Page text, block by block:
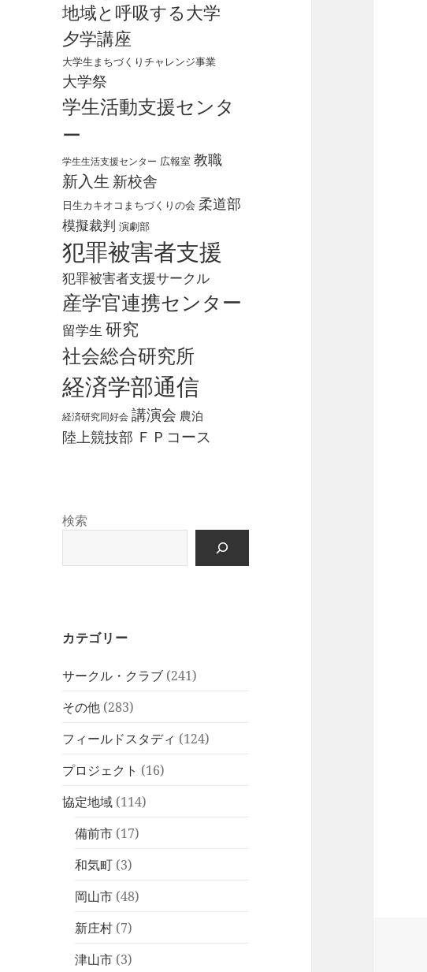
地域と呼吸する大学
夕学講座
大学生まちづくりチャレンジ事業
大学祭
学生活動支援センタ
ー
学生生活支援センター 広報室 教職
新入生 新校舎
日生カキオコまちづくりの会 柔道部
模擬裁判 演劇部
犯罪被害者支援
犯罪被害者支援サークル
産学官連携センター
留学生 研究
社会総合研究所
経済学部通信
経済研究同好会 講演会 農泊
陸上競技部 ＦＰコース
検索
カテゴリー
サークル・クラブ (241)
その他 (283)
フィールドスタディ (124)
プロジェクト (16)
協定地域 (114)
備前市 (17)
和気町 (3)
岡山市 (48)
新庄村 (7)
津山市 (3)